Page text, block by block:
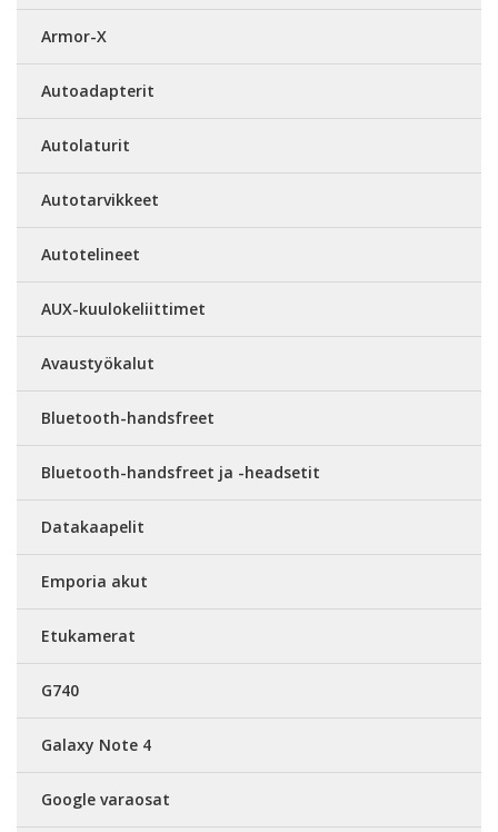
Armor-X
Autoadapterit
Autolaturit
Autotarvikkeet
Autotelineet
AUX-kuulokeliittimet
Avaustyökalut
Bluetooth-handsfreet
Bluetooth-handsfreet ja -headsetit
Datakaapelit
Emporia akut
Etukamerat
G740
Galaxy Note 4
Google varaosat